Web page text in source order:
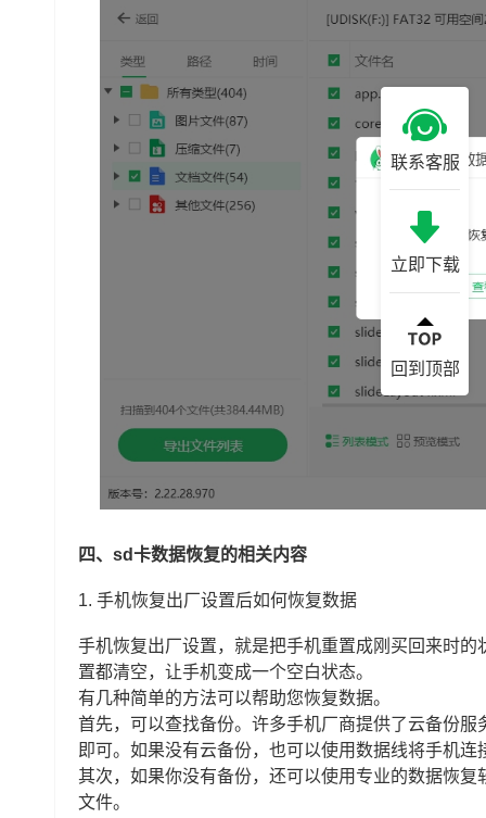
四、sd卡数据恢复的相关内容
1. 手机恢复出厂设置后如何恢复数据
手机恢复出厂设置，就是把手机重置成刚买回来时
置都清空，让手机变成一个空白状态。
有几种简单的方法可以帮助您恢复数据。
首先，可以查找备份。许多手机厂商提供了云备份
即可。如果没有云备份，也可以使用数据线将手机
其次，如果你没有备份，还可以使用专业的数据恢
文件。
联系客服
立即下载
回到顶部